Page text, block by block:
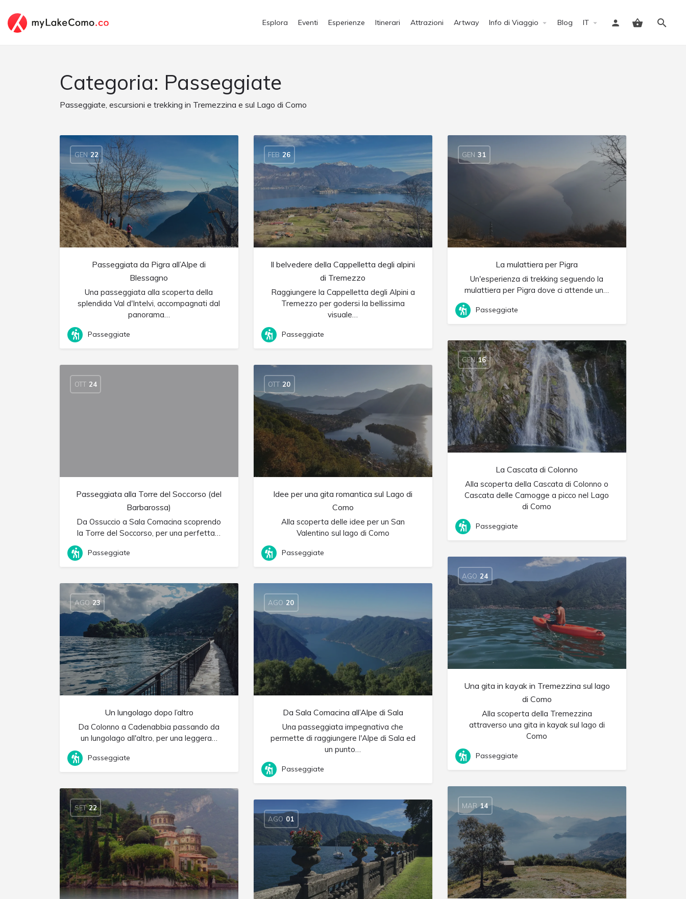
Esplora Eventi Esperienze Itinerari Attrazioni Artway Info di Viaggio Blog IT
Accedi
Categoria: Passeggiate
Passeggiate, escursioni e trekking in Tremezzina e sul Lago di Como
GEN 22
Passeggiata da Pigra all’Alpe di
Blessagno
Una passeggiata alla scoperta della
splendida Val d'Intelvi, accompagnati dal
panorama…
Passeggiate
FEB 26
Il belvedere della Cappelletta degli alpini
di Tremezzo
Raggiungere la Cappelletta degli Alpini a
Tremezzo per godersi la bellissima
visuale…
Passeggiate
GEN 31
La mulattiera per Pigra
Un'esperienza di trekking seguendo la
mulattiera per Pigra dove ci attende un…
Passeggiate
GEN 16
La Cascata di Colonno
Alla scoperta della Cascata di Colonno o
Cascata delle Camogge a picco nel Lago
di Como
Passeggiate
OTT 24
Passeggiata alla Torre del Soccorso (del
Barbarossa)
Da Ossuccio a Sala Comacina scoprendo
la Torre del Soccorso, per una perfetta…
Passeggiate
OTT 20
Idee per una gita romantica sul Lago di
Como
Alla scoperta delle idee per un San
Valentino sul lago di Como
Passeggiate
AGO 24
Una gita in kayak in Tremezzina sul lago
di Como
Alla scoperta della Tremezzina
attraverso una gita in kayak sul lago di
Como
Passeggiate
AGO 23
Un lungolago dopo l’altro
Da Colonno a Cadenabbia passando da
un lungolago all'altro, per una leggera…
Passeggiate
AGO 20
Da Sala Comacina all’Alpe di Sala
Una passeggiata impegnativa che
permette di raggiungere l'Alpe di Sala ed
un punto…
Passeggiate
MAR 14
SET 22
AGO 01